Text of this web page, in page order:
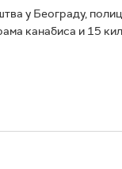
у Београду,
канабиса и 15